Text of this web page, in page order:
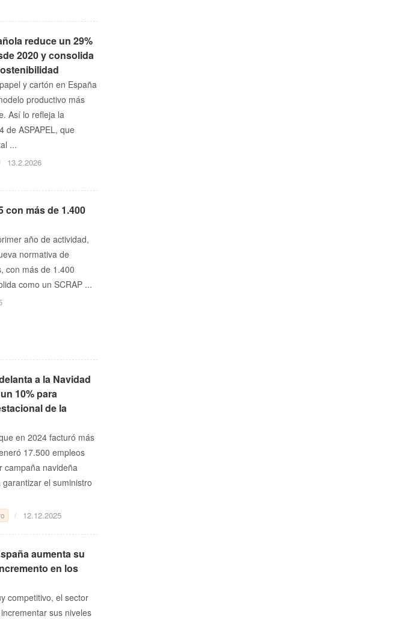
reduce un 29%
2020 y consolida
y cartón en España
productivo más
Así lo refleja la
de ASPAPEL, que
...
13.2.2026
con más de 1.400
año de actividad,
normativa de
con más de 1.400
como un SCRAP ...
a la Navidad
10% para
de la
en 2024 facturó más
17.500 empleos
campaña navideña
el suministro
12.12.2025
aumenta su
en los
competitivo, el sector
sus niveles